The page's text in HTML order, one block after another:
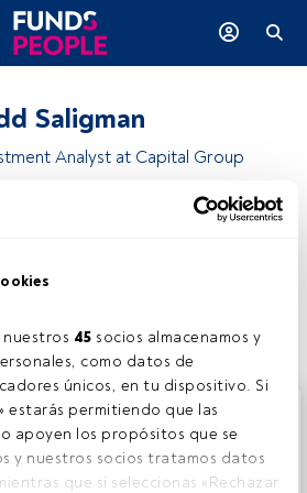
45 socios almacenamos y
como datos de
únicos, en tu dispositivo. Si
estarás permitiendo que las
apoyen los propósitos que se
y nuestros socios tratamos datos
que si seleccionas «Rechazar
Saligman
Analyst at Capital Group
para los usuarios registrados
estás registrado, accede desde el
tienes cuenta, te invitamos a
todo el universo que ofrece